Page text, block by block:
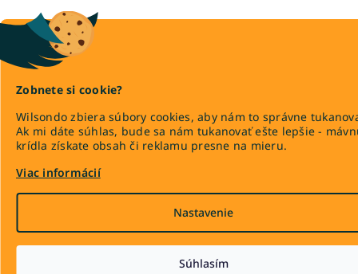
Zobnete si cookie?
Wilsondo zbiera súbory cookies, aby nám to správne
Ak mi dáte súhlas, bude sa nám tukanovať ešte lepšie -
krídla získate obsah či reklamu presne na mieru.
Viac informácií
Nastavenie
Súhlasím